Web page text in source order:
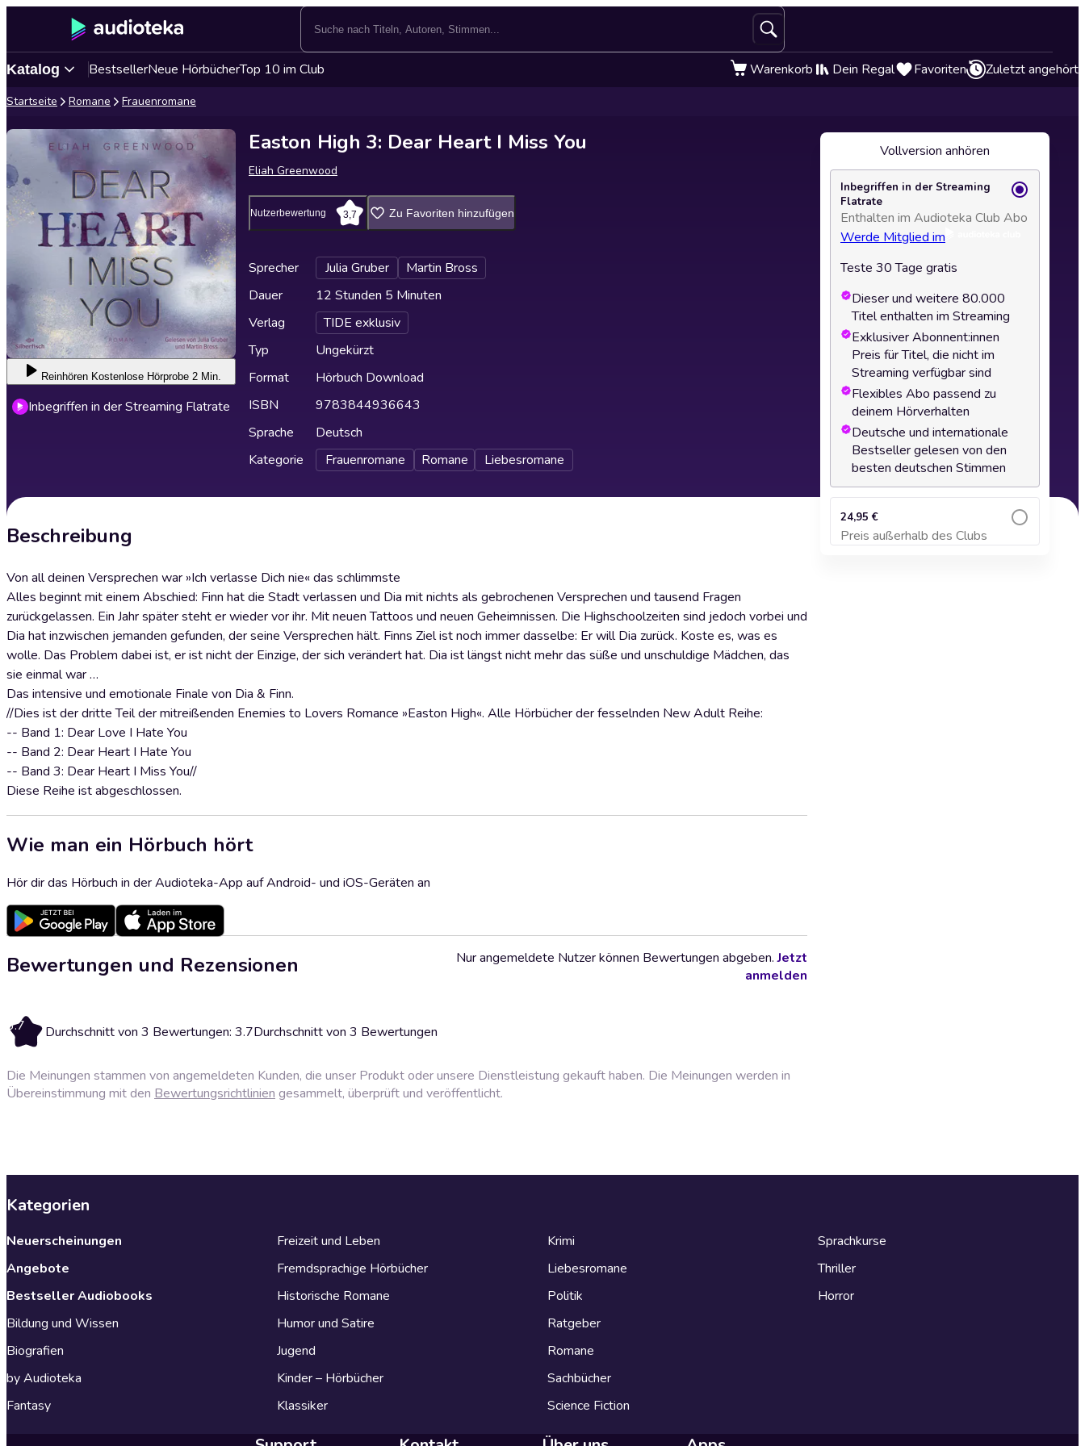
Katalog BestsellerNeue HörbücherTop 10 im Club Warenkorb Dein Regal Favoriten Zuletzt angehört
Startseite Romane Frauenromane
Reinhören Kostenlose Hörprobe 2 Min.
Inbegriffen in der Streaming Flatrate
Easton High 3: Dear Heart I Miss You
Eliah Greenwood
Nutzerbewertung 3,7 Zu Favoriten hinzufügen
Sprecher Julia Gruber
Martin Bross
Dauer
12 Stunden 5 Minuten
Verlag
TIDE exklusiv
Typ
Ungekürzt
Format
Hörbuch Download
ISBN
9783844936643
Sprache
Deutsch
Kategorie
Frauenromane Romane Liebesromane
Beschreibung
Von all deinen Versprechen war »Ich verlasse Dich nie« das schlimmste
Alles beginnt mit einem Abschied: Finn hat die Stadt verlassen und Dia mit nichts als gebrochenen Versprechen und tausend Fragen
zurückgelassen. Ein Jahr später steht er wieder vor ihr. Mit neuen Tattoos und neuen Geheimnissen. Die Highschoolzeiten sind jedoch vorbei und
Dia hat inzwischen jemanden gefunden, der seine Versprechen hält. Finns Ziel ist noch immer dasselbe: Er will Dia zurück. Koste es, was es
wolle. Das Problem dabei ist, er ist nicht der Einzige, der sich verändert hat. Dia ist längst nicht mehr das süße und unschuldige Mädchen, das
sie einmal war …
Das intensive und emotionale Finale von Dia & Finn.
//Dies ist der dritte Teil der mitreißenden Enemies to Lovers Romance »Easton High«. Alle Hörbücher der fesselnden New Adult Reihe:
-- Band 1: Dear Love I Hate You
-- Band 2: Dear Heart I Hate You
-- Band 3: Dear Heart I Miss You//
Diese Reihe ist abgeschlossen.
Wie man ein Hörbuch hört
Hör dir das Hörbuch in der Audioteka-App auf Android- und iOS-Geräten an
Bewertungen und Rezensionen
3.7 Durchschnitt von 3 Bewertungen: 3.7Durchschnitt von 3 Bewertungen
Nur angemeldete Nutzer können Bewertungen abgeben.Jetzt
anmelden
Die Meinungen stammen von angemeldeten Kunden, die unser Produkt oder unsere Dienstleistung gekauft haben. Die Meinungen werden in
Übereinstimmung mit den Bewertungsrichtlinien gesammelt, überprüft und veröffentlicht.
Vollversion anhören
Inbegriffen in der Streaming
Flatrate
Enthalten im Audioteka Club Abo
Werde Mitglied im
Teste 30 Tage gratis
Dieser und weitere 80.000
Titel enthalten im Streaming
Exklusiver Abonnent:innen
Preis für Titel, die nicht im
Streaming verfügbar sind
Flexibles Abo passend zu
deinem Hörverhalten
Deutsche und internationale
Bestseller gelesen von den
besten deutschen Stimmen
24,95 €
Preis außerhalb des Clubs
Zum Warenkorb hinzufügen
Kategorien
Neuerscheinungen
Angebote
Bestseller Audiobooks
Bildung und Wissen
Biografien
by Audioteka
Fantasy
Freizeit und Leben
Fremdsprachige Hörbücher
Historische Romane
Humor und Satire
Jugend
Kinder – Hörbücher
Klassiker
Krimi
Liebesromane
Politik
Ratgeber
Romane
Sachbücher
Science Fiction
Sprachkurse
Thriller
Horror